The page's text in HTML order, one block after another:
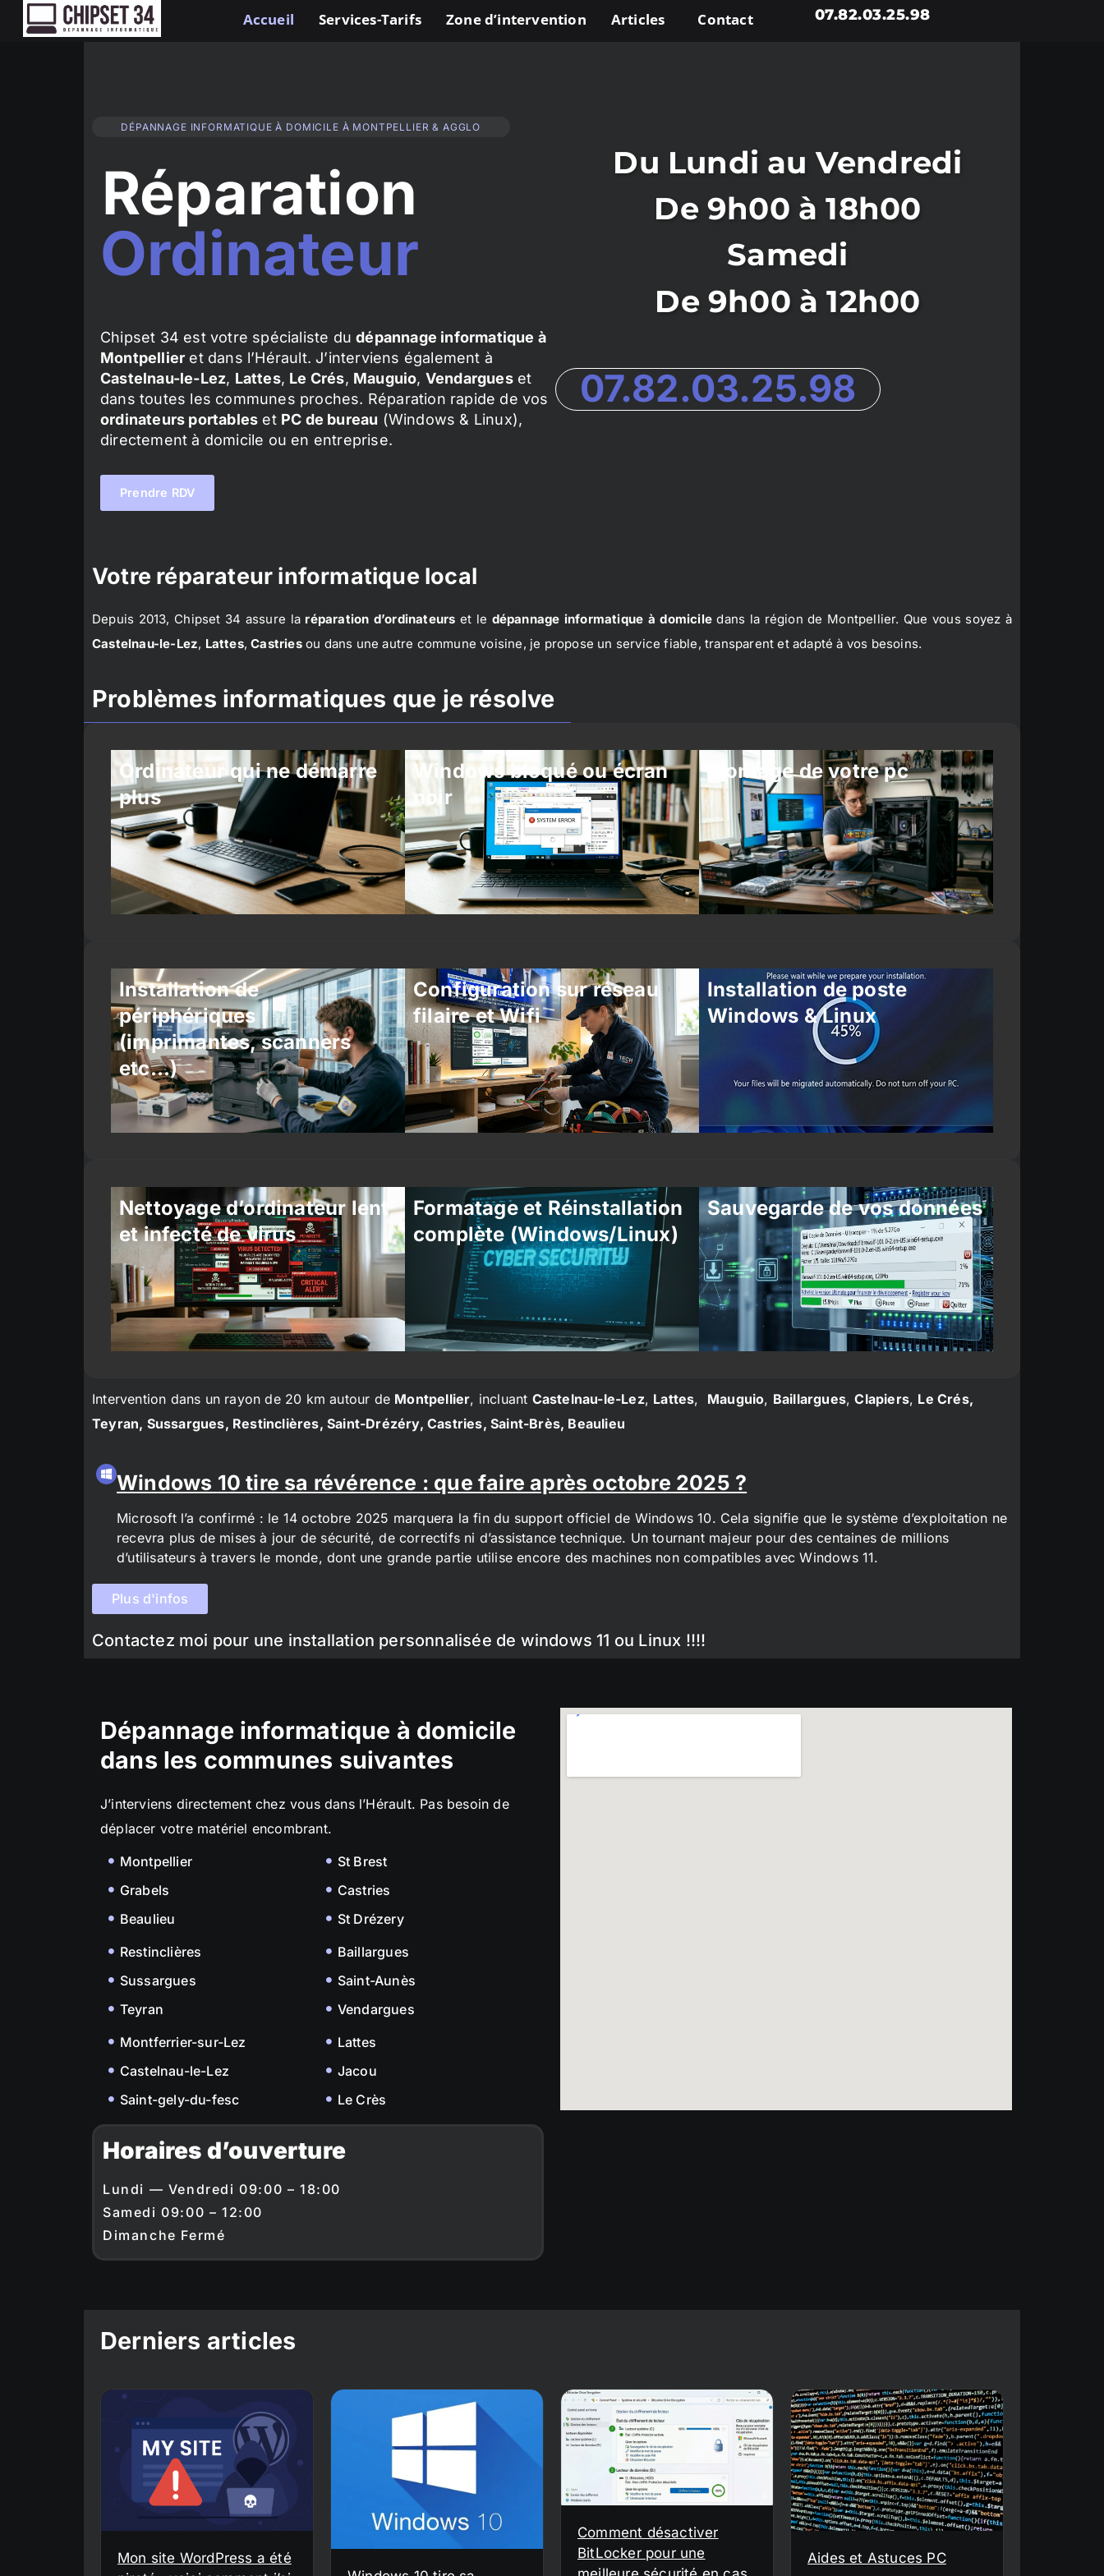
Accueil Services-Tarifs Zone d’intervention Articles Contact 07.82.03.25.98
DÉPANNAGE INFORMATIQUE À DOMICILE À MONTPELLIER & AGGLO
Réparation
Ordinateur
Chipset 34 est votre spécialiste dudépannage informatique à
Montpellier et dans l’Hérault. J’interviens également à
Castelnau-le-Lez, Lattes, Le Crés, Mauguio, Vendargueset
dans toutes les communes proches. Réparation rapide de vos
ordinateurs portables et PC de bureau (Windows & Linux),
directement à domicile ou en entreprise.
Prendre RDV
Du Lundi au Vendredi
De 9h00 à 18h00
Samedi
De 9h00 à 12h00
07.82.03.25.98
Votre réparateur informatique local
Depuis 2013, Chipset 34 assure la réparation d’ordinateurs et le dépannage informatique à domicile dans la région de Montpellier. Que vous soyez à
Castelnau-le-Lez, Lattes,Castriesou dans une autre commune voisine, je propose un service fiable, transparent et adapté à vos besoins.
Problèmes informatiques que je résolve
Ordinateur qui ne démarre
plus
Windows bloqué ou écran
noir
Montage de votre pc
Installation de
périphériques
(imprimantes, scanners
etc…)
Configuration sur réseau
filaire et Wifi
Installation de poste
Windows & Linux
Nettoyage d’ordinateur lent
et infecté de virus
Formatage et Réinstallation
complète (Windows/Linux)
Sauvegarde de vos données
Intervention dans un rayon de 20 km autour de Montpellier, incluant Castelnau-le-Lez, Lattes, Mauguio, Baillargues,Clapiers, Le Crés,
Teyran, Sussargues, Restinclières, Saint-Drézéry, Castries, Saint-Brès, Beaulieu
Windows 10 tire sa révérence : que faire après octobre 2025 ?
Microsoft l’a confirmé : le 14 octobre 2025 marquera la fin du support officiel de Windows 10. Cela signifie que le système d’exploitation ne
recevra plus de mises à jour de sécurité, de correctifs ni d’assistance technique. Un tournant majeur pour des centaines de millions
d’utilisateurs à travers le monde, dont une grande partie utilise encore des machines non compatibles avec Windows 11.
Plus d'infos
Contactez moi pour une installation personnalisée de windows 11 ou Linux !!!!
Dépannage informatique à domicile
dans les communes suivantes
J’interviens directement chez vous dans l’Hérault. Pas besoin de
déplacer votre matériel encombrant.
Montpellier
Grabels
Beaulieu
St Brest
Castries
St Drézery
Restinclières
Sussargues
Teyran
Baillargues
Saint-Aunès
Vendargues
Montferrier-sur-Lez
Castelnau-le-Lez
Saint-gely-du-fesc
Lattes
Jacou
Le Crès
Horaires d’ouverture
Lundi — Vendredi 09:00 – 18:00
Samedi 09:00 – 12:00
Dimanche Fermé
Derniers articles
Mon site WordPress a été
Comment désactiver
BitLocker pour une
Aides et Astuces PC